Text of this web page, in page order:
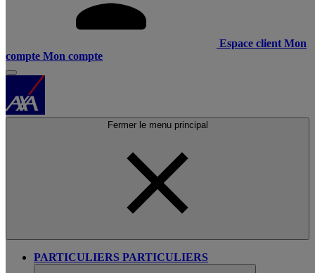
Espace client Mon
compte Mon compte
Fermer le menu principal
PARTICULIERS PARTICULIERS